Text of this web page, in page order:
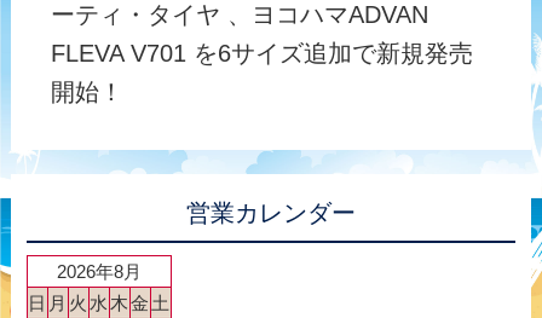
ーティ・タイヤ 、ヨコハマADVAN
FLEVA V701 を6サイズ追加で新規発売
開始！
営業カレンダー
2026年8月
日 月 火 水 木金 土